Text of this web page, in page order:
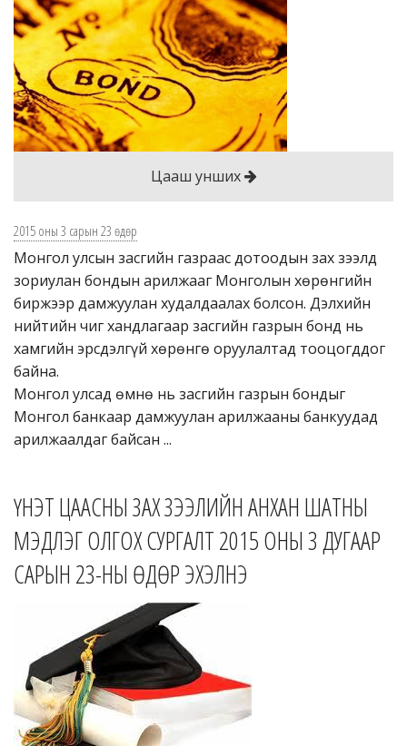
Цааш унших
2015 оны 3 сарын 23 өдөр
Монгол улсын засгийн газраас дотоодын зах зээлд
зориулан бондын арилжааг Монголын хөрөнгийн
биржээр дамжуулан худалдаалах болсон. Дэлхийн
нийтийн чиг хандлагаар засгийн газрын бонд нь
хамгийн эрсдэлгүй хөрөнгө оруулалтад тооцогддог
байна.
Монгол улсад өмнө нь засгийн газрын бондыг
Монгол банкаар дамжуулан арилжааны банкуудад
арилжаалдаг байсан ...
ҮНЭТ ЦААСНЫ ЗАХ ЗЭЭЛИЙН АНХАН ШАТНЫ
МЭДЛЭГ ОЛГОХ СУРГАЛТ 2015 ОНЫ 3 ДУГААР
САРЫН 23-НЫ ӨДӨР ЭХЭЛНЭ